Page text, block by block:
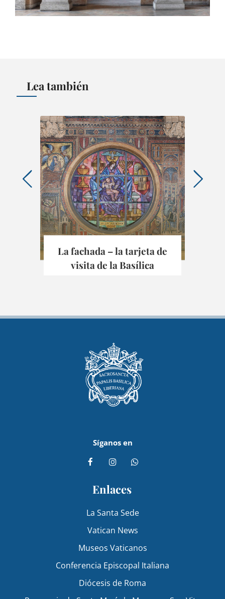
Lea también
La fachada – la tarjeta de
visita de la Basílica
Síganos en
Enlaces
La Santa Sede
Vatican News
Museos Vaticanos
Conferencia Episcopal Italiana
Diócesis de Roma